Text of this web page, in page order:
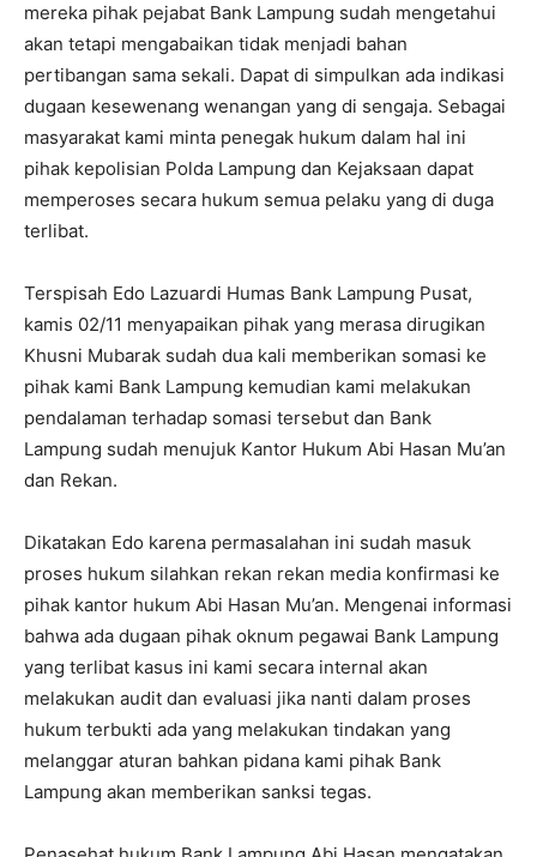
mereka pihak pejabat Bank Lampung sudah mengetahui
akan tetapi mengabaikan tidak menjadi bahan
pertibangan sama sekali. Dapat di simpulkan ada indikasi
dugaan kesewenang wenangan yang di sengaja. Sebagai
masyarakat kami minta penegak hukum dalam hal ini
pihak kepolisian Polda Lampung dan Kejaksaan dapat
memperoses secara hukum semua pelaku yang di duga
terlibat.
Terspisah Edo Lazuardi Humas Bank Lampung Pusat,
kamis 02/11 menyapaikan pihak yang merasa dirugikan
Khusni Mubarak sudah dua kali memberikan somasi ke
pihak kami Bank Lampung kemudian kami melakukan
pendalaman terhadap somasi tersebut dan Bank
Lampung sudah menujuk Kantor Hukum Abi Hasan Mu’an
dan Rekan.
Dikatakan Edo karena permasalahan ini sudah masuk
proses hukum silahkan rekan rekan media konfirmasi ke
pihak kantor hukum Abi Hasan Mu’an. Mengenai informasi
bahwa ada dugaan pihak oknum pegawai Bank Lampung
yang terlibat kasus ini kami secara internal akan
melakukan audit dan evaluasi jika nanti dalam proses
hukum terbukti ada yang melakukan tindakan yang
melanggar aturan bahkan pidana kami pihak Bank
Lampung akan memberikan sanksi tegas.